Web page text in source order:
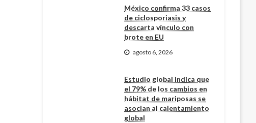
México confirma 33 casos
de ciclosporiasis y
descarta vínculo con
brote en EU
agosto 6, 2026
Estudio global indica que
el 79% de los cambios en
hábitat de mariposas se
asocian al calentamiento
global